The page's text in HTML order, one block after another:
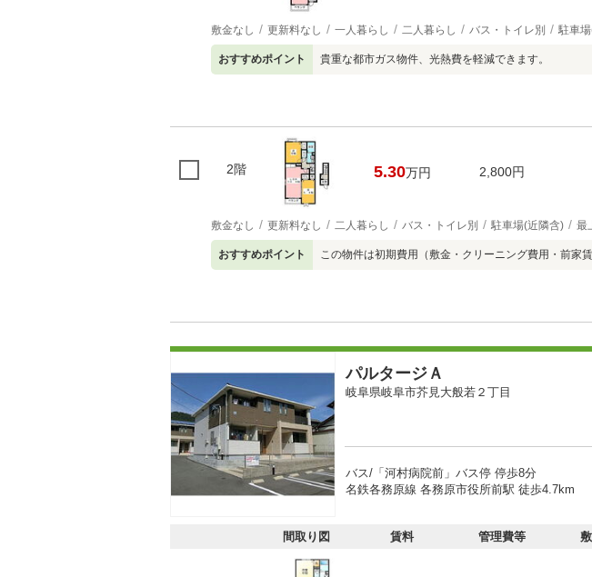
敷金なし 更新料なし 一人暮らし 二人暮らし バス・トイレ別 駐車
おすすめポイント 貴重な都市ガス物件、光熱費を軽減できます。
2階 5.30万円 2,800円
敷金なし 更新料なし 二人暮らし バス・トイレ別 駐車場(近隣含) 最
おすすめポイント この物件は初期費用（敷金・クリーニング費用・前家
パルタージＡ
岐阜県岐阜市芥見大般若２丁目
バス/「河村病院前」バス停 停歩8分
名鉄各務原線 各務原市役所前駅 徒歩4.7km
間取り図 賃料 管理費等